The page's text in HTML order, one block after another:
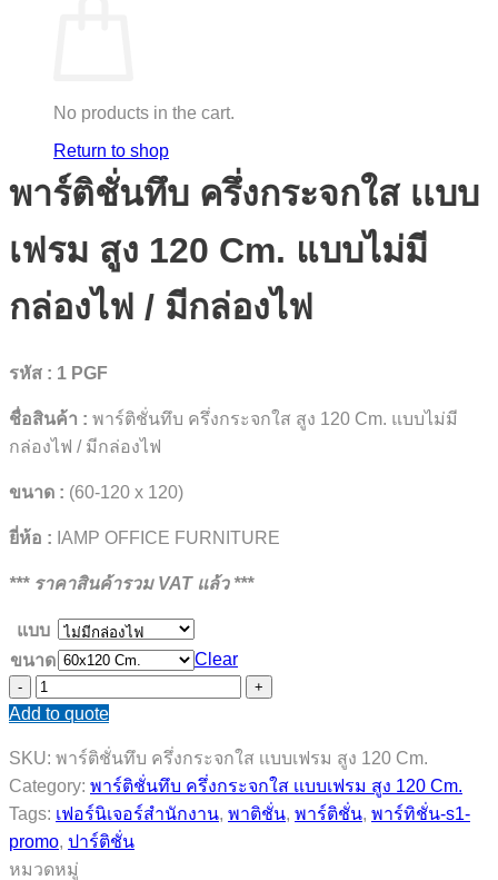
No products in the cart.
Return to shop
พาร์ติชั่นทึบ ครึ่งกระจกใส เเบบ
เฟรม สูง 120 Cm. แบบไม่มี
กล่องไฟ / มีกล่องไฟ
รหัส : 1 PGF
ชื่อสินค้า : พาร์ติชั่นทึบ ครึ่งกระจกใส สูง 120 Cm. แบบไม่มี
กล่องไฟ / มีกล่องไฟ
ขนาด : (60-120 x 120)
ยี่ห้อ : IAMP OFFICE FURNITURE
*** ราคาสินค้ารวม VAT แล้ว ***
แบบ
ขนาด
Clear
พาร์
ติ
ครึ่ง
กระจก
ใส
Add to quote
SKU: พาร์ติชั่นทึบ ครึ่งกระจกใส เเบบเฟรม สูง 120 Cm.
Category: พาร์ติชั่นทึบ ครึ่งกระจกใส เเบบเฟรม สูง 120 Cm.
Tags: เฟอร์นิเจอร์สำนักงาน, พาติชั่น, พาร์ติชั่น, พาร์ทิชั่น-s1-
promo, ปาร์ติชั่น
หมวดหมู่